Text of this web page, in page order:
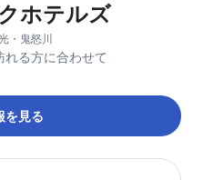
ホテルズ
・鬼怒川
れる方に合わせて
を見る